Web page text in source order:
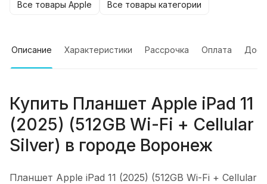
Все товары Apple Все товары категории
Описание Характеристики Рассрочка Оплата
Купить Планшет Apple iPad 11
(2025) (512GB Wi-Fi + Cellular
Silver) в городе Воронеж
Планшет Apple iPad 11 (2025) (512GB Wi-Fi + Cellular